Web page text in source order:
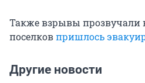
Также взрывы прозвучали
поселковпришлось
Другие новости